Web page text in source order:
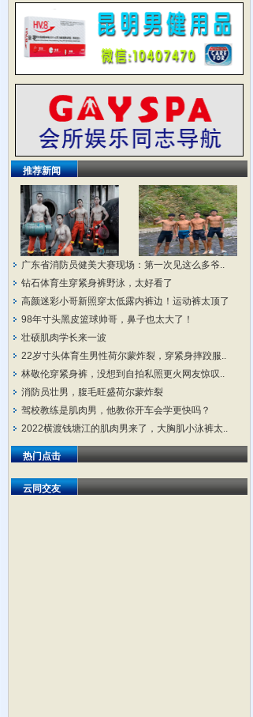
推荐新闻
广东省消防员健美大赛现场：第一次见这么多爷..
钻石体育生穿紧身裤野泳，太好看了
高颜迷彩小哥新照穿太低露内裤边！运动裤太顶了
98年寸头黑皮篮球帅哥，鼻子也太大了！
壮硕肌肉学长来一波
22岁寸头体育生男性荷尔蒙炸裂，穿紧身摔跤服..
林敬伦穿紧身裤，没想到自拍私照更火网友惊叹..
消防员壮男，腹毛旺盛荷尔蒙炸裂
驾校教练是肌肉男，他教你开车会学更快吗？
2022横渡钱塘江的肌肉男来了，大胸肌小泳裤太..
热门点击
云同交友